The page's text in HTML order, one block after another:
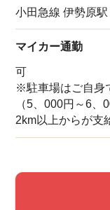
小田急線 伊勢原
マイカー通勤
可
※駐車場はご自身
（5、000円～6
2km以上からが支